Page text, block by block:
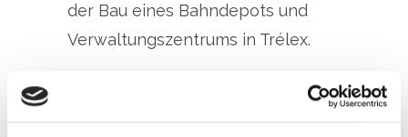
der Bau eines Bahndepots und
Verwaltungszentrums in Trélex.
Die RTE AG, ein Unternehmen der